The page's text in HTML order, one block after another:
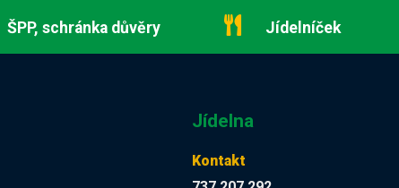
ŠPP, schránka důvěry Jídelníček
Jídelna
Kontakt